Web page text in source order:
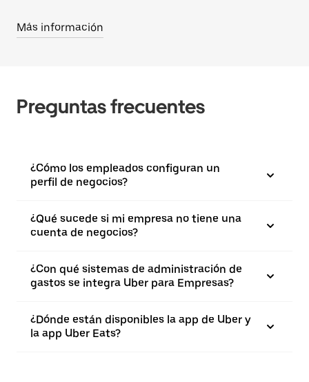
Más información
Preguntas frecuentes
¿Cómo los empleados configuran un
perfil de negocios?
¿Qué sucede si mi empresa no tiene una
cuenta de negocios?
¿Con qué sistemas de administración de
gastos se integra Uber para Empresas?
¿Dónde están disponibles la app de Uber y
la app Uber Eats?